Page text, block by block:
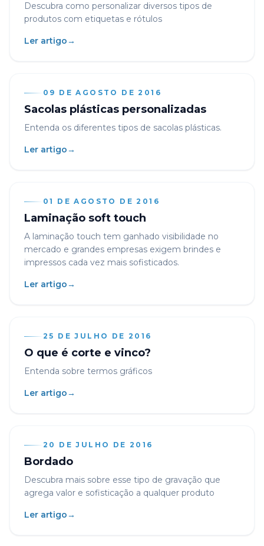
Descubra como personalizar diversos tipos de
produtos com etiquetas e rótulos
Ler artigo→
09 DE AGOSTO DE 2016
Sacolas plásticas personalizadas
Entenda os diferentes tipos de sacolas plásticas.
Ler artigo→
01 DE AGOSTO DE 2016
Laminação soft touch
A laminação touch tem ganhado visibilidade no
mercado e grandes empresas exigem brindes e
impressos cada vez mais sofisticados.
Ler artigo→
25 DE JULHO DE 2016
O que é corte e vinco?
Entenda sobre termos gráficos
Ler artigo→
20 DE JULHO DE 2016
Bordado
Descubra mais sobre esse tipo de gravação que
agrega valor e sofisticação a qualquer produto
Ler artigo→